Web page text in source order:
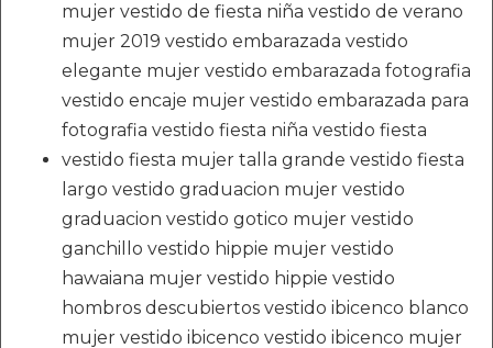
mujer vestido de fiesta niña vestido de verano
mujer 2019 vestido embarazada vestido
elegante mujer vestido embarazada fotografia
vestido encaje mujer vestido embarazada para
fotografia vestido fiesta niña vestido fiesta
vestido fiesta mujer talla grande vestido fiesta
largo vestido graduacion mujer vestido
graduacion vestido gotico mujer vestido
ganchillo vestido hippie mujer vestido
hawaiana mujer vestido hippie vestido
hombros descubiertos vestido ibicenco blanco
mujer vestido ibicenco vestido ibicenco mujer